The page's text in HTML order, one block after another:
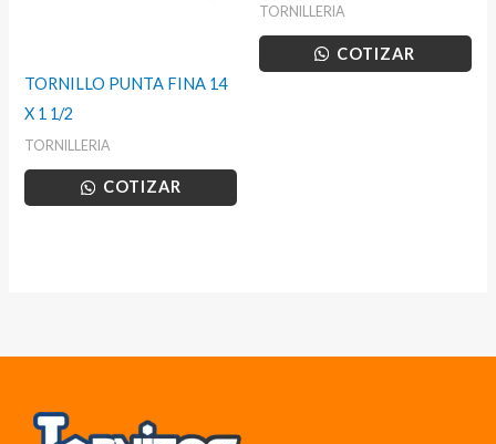
TORNILLO PUNTA FINA 14
X 1 1/2
TORNILLERIA
COTIZAR
TORNILLERIA
COTIZAR